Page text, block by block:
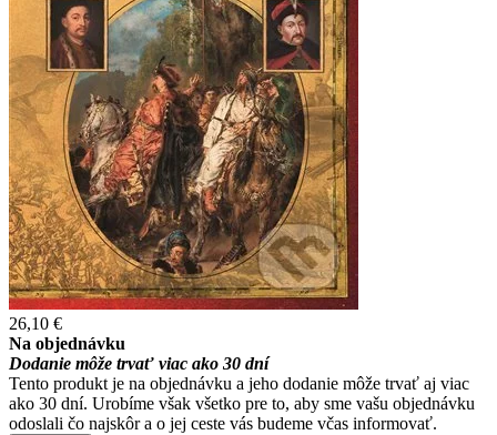
26,10 €
Na objednávku
Dodanie môže trvať viac ako 30 dní
Tento produkt je na objednávku a jeho dodanie môže trvať aj viac
ako 30 dní. Urobíme však všetko pre to, aby sme vašu objednávku
odoslali čo najskôr a o jej ceste vás budeme včas informovať.